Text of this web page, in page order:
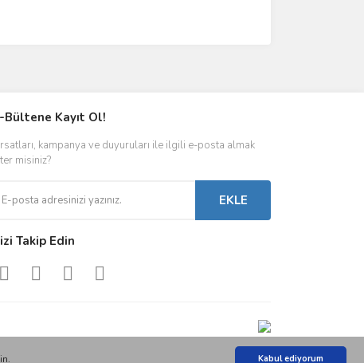
Kabul ediyorum
Bültene Kayıt Ol!
kampanya ve duyuruları ile ilgili e-posta almak
misiniz?
EKLE
Takip Edin